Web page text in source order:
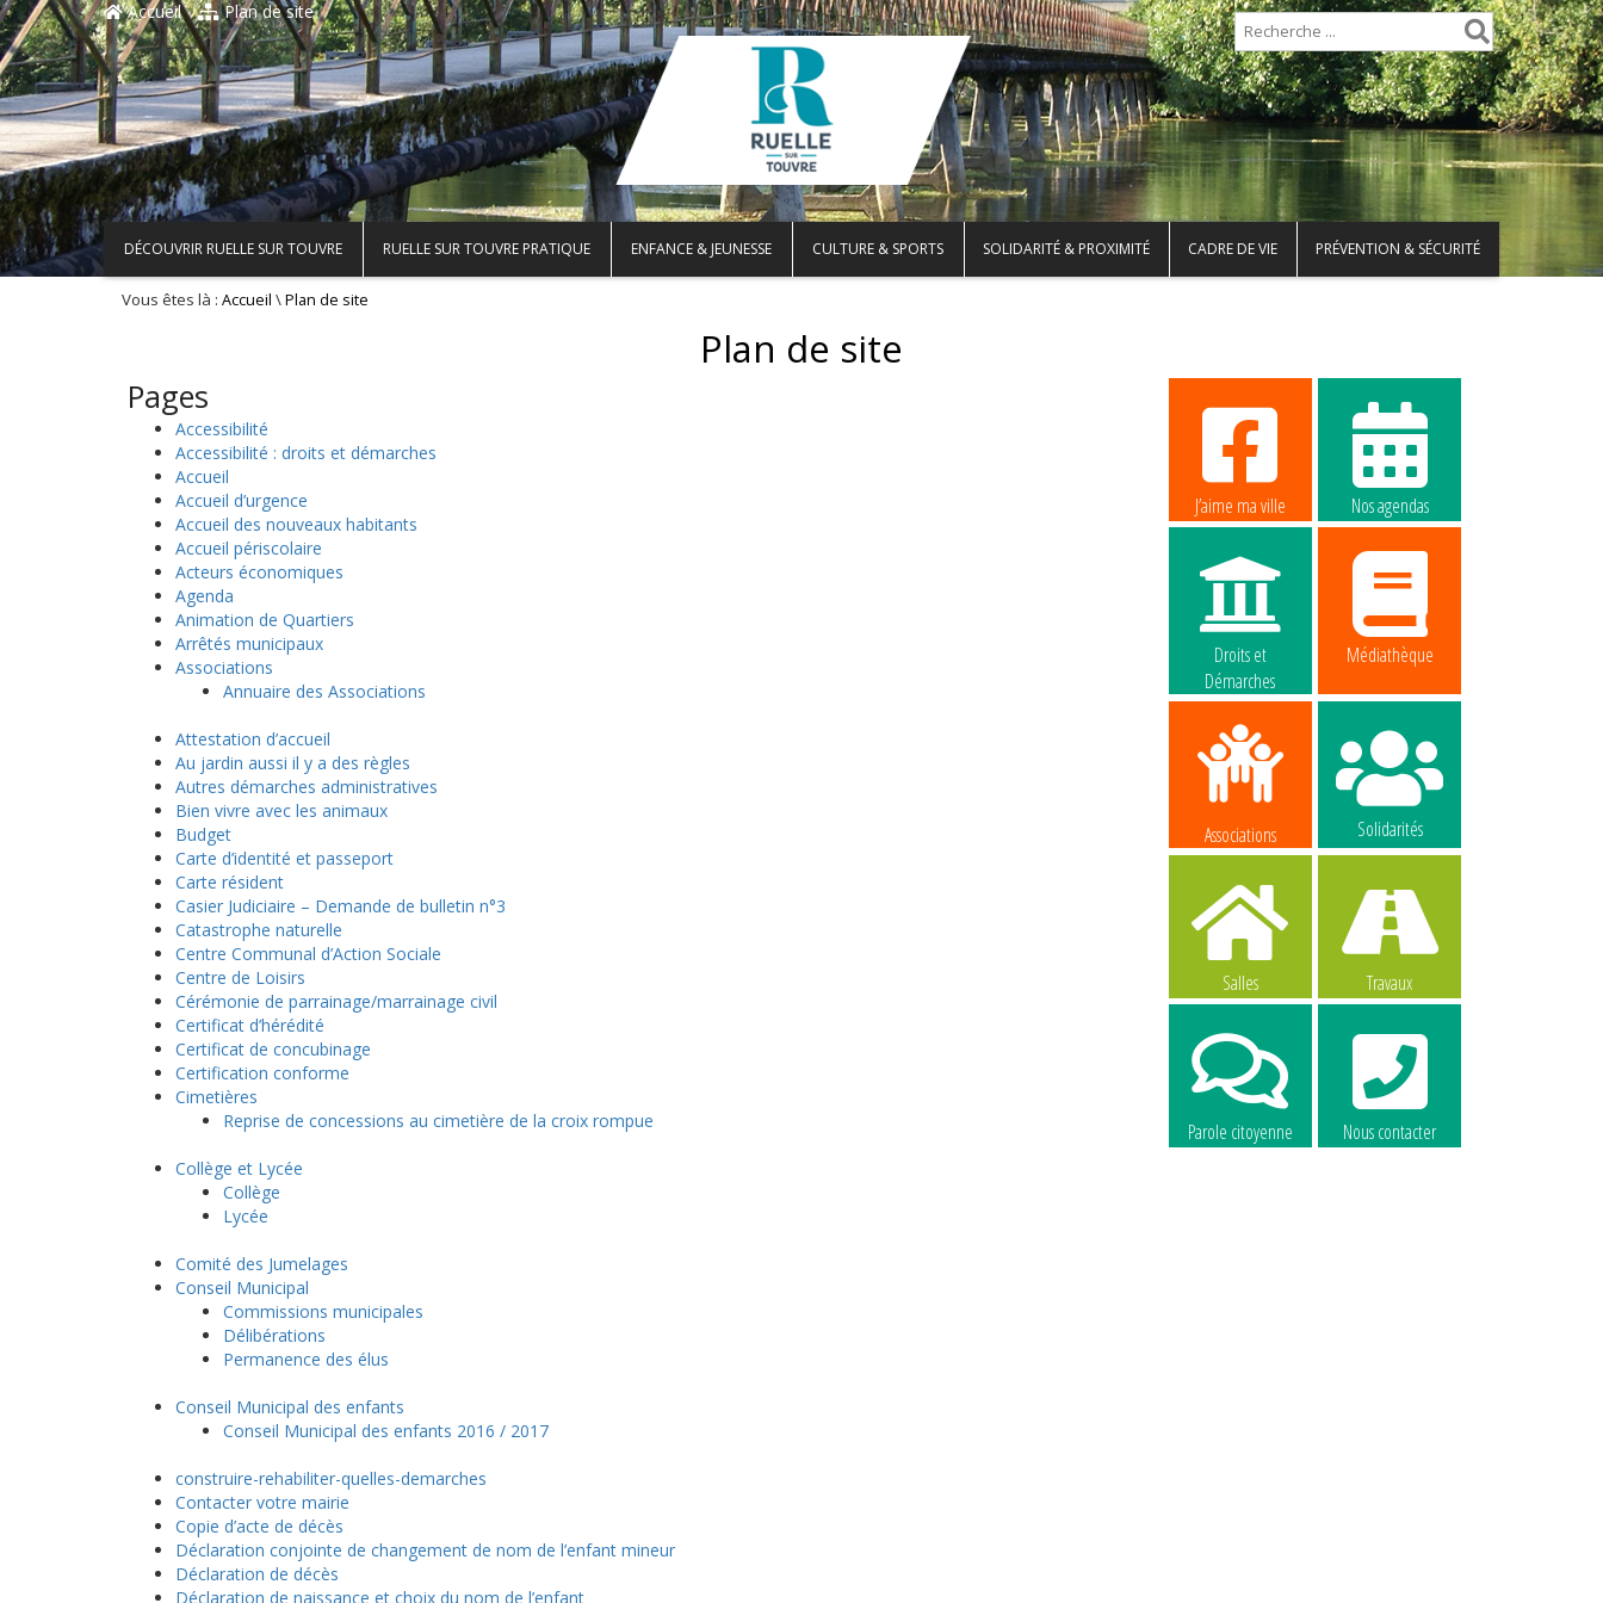
Accueil Plan de site
DÉCOUVRIR RUELLE SUR TOUVRE RUELLE SUR TOUVRE PRATIQUE ENFANCE & JEUNESSE CULTURE & SPORTS SOLIDARITÉ & PROXIMITÉ CADRE DE VIE PRÉVENTION & SÉCURITÉ
Vous êtes là : Accueil \Plan de site
Plan de site
Pages
Accessibilité
Accessibilité : droits et démarches
Accueil
Accueil d’urgence
Accueil des nouveaux habitants
Accueil périscolaire
Acteurs économiques
Agenda
Animation de Quartiers
Arrêtés municipaux
Associations
Annuaire des Associations
Attestation d’accueil
Au jardin aussi il y a des règles
Autres démarches administratives
Bien vivre avec les animaux
Budget
Carte d’identité et passeport
Carte résident
Casier Judiciaire – Demande de bulletin n°3
Catastrophe naturelle
Centre Communal d’Action Sociale
Centre de Loisirs
Cérémonie de parrainage/marrainage civil
Certificat d’hérédité
Certificat de concubinage
Certification conforme
Cimetières
Reprise de concessions au cimetière de la croix rompue
Collège et Lycée
Collège
Lycée
Comité des Jumelages
Conseil Municipal
Commissions municipales
Délibérations
Permanence des élus
Conseil Municipal des enfants
Conseil Municipal des enfants 2016 / 2017
construire-rehabiliter-quelles-demarches
Contacter votre mairie
Copie d’acte de décès
Déclaration conjointe de changement de nom de l’enfant mineur
Déclaration de décès
Déclaration de naissance et choix du nom de l’enfant
J’aime ma ville Nos agendas
Droits et
Démarches
Médiathèque
Associations Solidarités
Salles Travaux
Parole citoyenne Nous contacter